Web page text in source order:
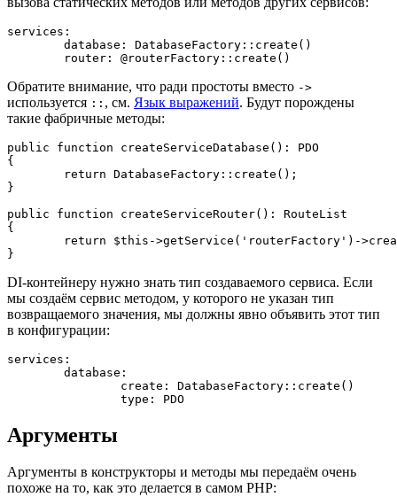
services:
Обратите внимание, что ради простоты вместо ->
используется :: , см. Язык выражений. Будут порождены
такие фабричные методы:
public function createServiceDatabase(): PDO
{
}
public function createServiceRouter(): RouteList
{
DI-контейнеру нужно знать тип создаваемого сервиса. Если
мы создаём сервис методом, у которого не указан тип
возвращаемого значения, мы должны явно объявить этот тип
в конфигурации:
services:
Аргументы
Аргументы в конструкторы и методы мы передаём очень
похоже на то, как это делается в самом PHP: